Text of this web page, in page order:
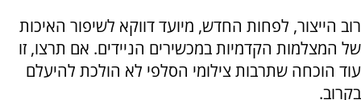
רוב הייצור, לפחות החדש, מיועד דווקא לשיפור האיכות
של המצלמות הקדמיות במכשירים הניידים. אם תרצו, זו
עוד הוכחה שתרבות צילומי הסלפי לא הולכת להיעלם
בקרוב.